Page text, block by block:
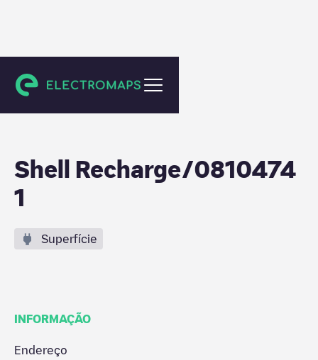
Emst
Shell Recharge/0810474
1
Superfície
INFORMAÇÃO
Endereço